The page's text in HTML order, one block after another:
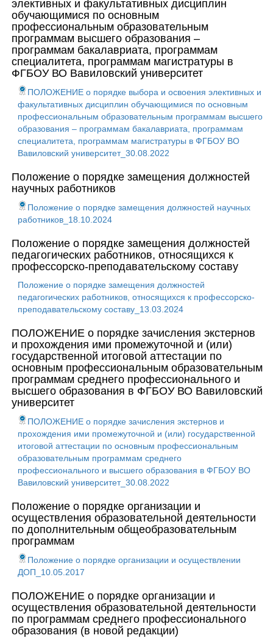
элективных и факультативных дисциплин
обучающимися по основным
профессиональным образовательным
программам высшего образования –
программам бакалавриата, программам
специалитета, программам магистратуры в
ФГБОУ ВО Вавиловский университет
ПОЛОЖЕНИЕ о порядке выбора и освоения элективных и
факультативных дисциплин обучающимися по основным
профессиональным образовательным программам высшего
образования – программам бакалавриата, программам
специалитета, программам магистратуры в ФГБОУ ВО
Вавиловский университет_30.08.2022
Положение о порядке замещения должностей
научных работников
Положение о порядке замещения должностей научных
работников_18.10.2024
Положение о порядке замещения должностей
педагогических работников, относящихся к
профессорско-преподавательскому составу
Положение о порядке замещения должностей
педагогических работников, относящихся к профессорско-
преподавательскому составу_13.03.2024
ПОЛОЖЕНИЕ о порядке зачисления экстернов
и прохождения ими промежуточной и (или)
государственной итоговой аттестации по
основным профессиональным образовательным
программам среднего профессионального и
высшего образования в ФГБОУ ВО Вавиловский
университет
ПОЛОЖЕНИЕ о порядке зачисления экстернов и
прохождения ими промежуточной и (или) государственной
итоговой аттестации по основным профессиональным
образовательным программам среднего
профессионального и высшего образования в ФГБОУ ВО
Вавиловский университет_30.08.2022
Положение о порядке организации и
осуществления образовательной деятельности
по дополнительным общеобразовательным
программам
Положение о порядке организации и осуществлении
ДОП_10.05.2017
ПОЛОЖЕНИЕ о порядке организации и
осуществления образовательной деятельности
по программам среднего профессионального
образования (в новой редакции)